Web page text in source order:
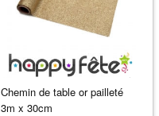
Chemin de table or pailleté
3m x 30cm